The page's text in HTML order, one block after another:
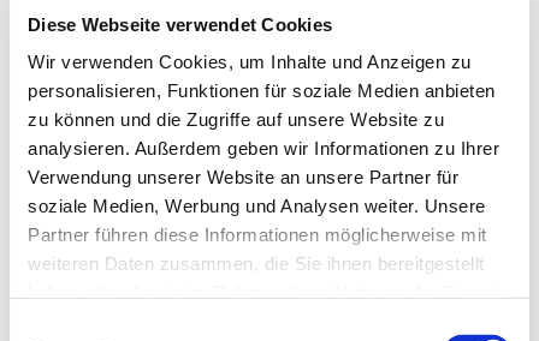
Diese Webseite verwendet Cookies
Wir verwenden Cookies, um Inhalte und Anzeigen zu
personalisieren, Funktionen für soziale Medien anbieten
zu können und die Zugriffe auf unsere Website zu
analysieren. Außerdem geben wir Informationen zu Ihrer
Verwendung unserer Website an unsere Partner für
soziale Medien, Werbung und Analysen weiter. Unsere
Partner führen diese Informationen möglicherweise mit
weiteren Daten zusammen, die Sie ihnen bereitgestellt
2024 - 2025
2026
Detailinformationen: